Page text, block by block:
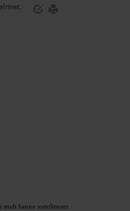
studi hanno sottolineato